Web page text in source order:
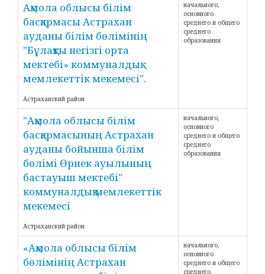
Ақмола облысы білім
басқармасы Астрахан
ауданы білім бөлімінің
"Бұлақты негізгі орта
мектебі» коммуналдық
мемлекеттік мекемесі".
Астраханский район
начального,
основного
среднего и общего
среднего
образования
"Ақмола облысы білім
басқармасының Астрахан
ауданы бойынша білім
бөлімі Өрнек ауылының
бастауыш мектебі"
коммуналдық мемлекеттік
мекемесі
Астраханский район
начального,
основного
среднего и общего
среднего
образования
«Ақмола облысы білім
бөлімінің Астрахан
начального,
основного
среднего и общего
среднего